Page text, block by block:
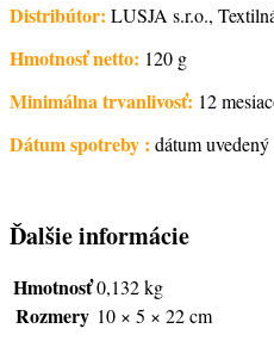
Distribútor: LUSJA s.r.o.,
Hmotnosť netto: 120 g
Minimálna trvanlivosť: 12
Dátum spotreby : dátum
Ďalšie informácie
Hmotnosť0,132 kg
Rozmery 10 × 5 × 22 cm